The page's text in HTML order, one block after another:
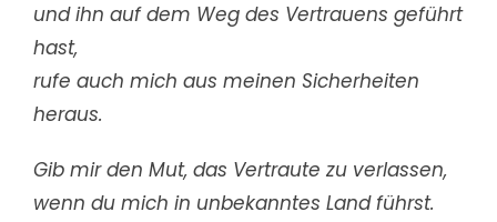
und ihn auf dem Weg des Vertrauens geführt
hast,
rufe auch mich aus meinen Sicherheiten
heraus.
Gib mir den Mut, das Vertraute zu verlassen,
wenn du mich in unbekanntes Land führst.